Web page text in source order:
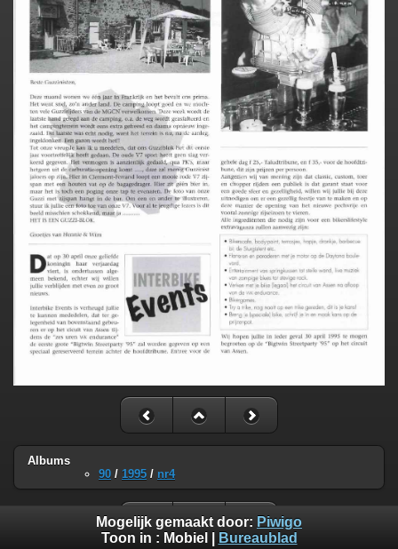
Albums
90 / 1995 / nr4
Mogelijk gemaakt door: Piwigo
Toon in : Mobiel Bureaublad